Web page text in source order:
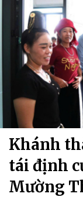
Khánh
tái định
Mường